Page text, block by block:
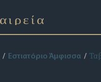
Εστιατόριο Άμφισσα